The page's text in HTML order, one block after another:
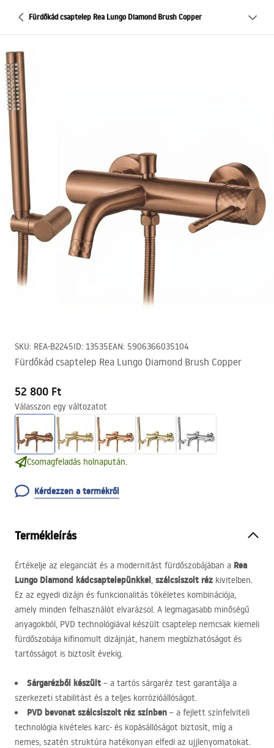
Fürdőkád csaptelep Rea Lungo Diamond Brush Copper
SKU: REA-B2245ID: 13535EAN: 5906366035104
Fürdőkád csaptelep Rea Lungo Diamond Brush Copper
52 800 Ft
Válasszon egy változatot
Csomagfeladás holnapután.
Kérdezzen a termékről
Termékleírás
Értékelje az eleganciát és a modernitást fürdőszobájában a Rea
Lungo Diamond kádcsaptelepünkkel, szálcsiszolt réz kivitelben.
Ez az egyedi dizájn és funkcionalitás tökéletes kombinációja,
amely minden felhasználót elvarázsol. A legmagasabb minőségű
anyagokból, PVD technológiával készült csaptelep nemcsak kiemeli
fürdőszobája kifinomult dizájnját, hanem megbízhatóságot és
tartósságot is biztosít évekig.
Sárgarézből készült – a tartós sárgaréz test garantálja a
szerkezeti stabilitást és a teljes korrózióállóságot.
PVD bevonat szálcsiszolt réz színben – a fejlett színfelviteli
technológia kivételes karc- és kopásállóságot biztosít, míg a
nemes, szatén struktúra hatékonyan elfedi az ujjlenyomatokat.